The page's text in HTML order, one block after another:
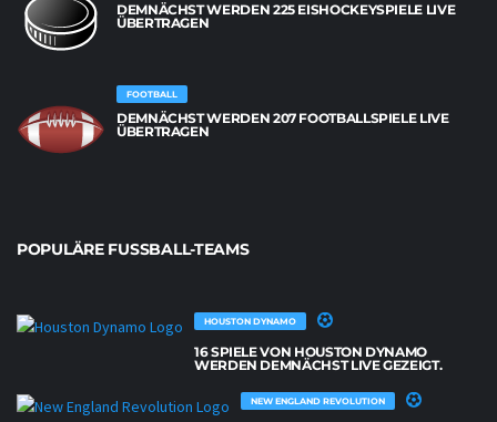
DEMNÄCHST WERDEN 225 EISHOCKEYSPIELE LIVE
ÜBERTRAGEN
FOOTBALL
DEMNÄCHST WERDEN 207 FOOTBALLSPIELE LIVE
ÜBERTRAGEN
POPULÄRE FUSSBALL-TEAMS
HOUSTON DYNAMO
16 SPIELE VON HOUSTON DYNAMO
WERDEN DEMNÄCHST LIVE GEZEIGT.
NEW ENGLAND REVOLUTION